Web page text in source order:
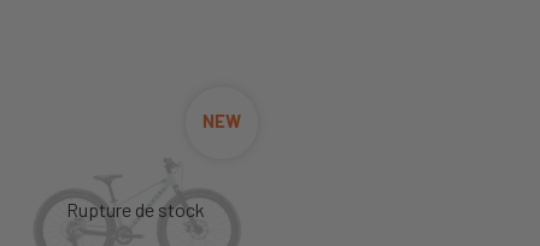
NEW